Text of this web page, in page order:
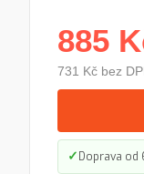
885
731 Kč bez
✓Doprava od